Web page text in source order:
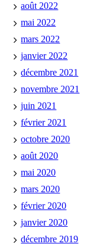
août 2022
mai 2022
mars 2022
janvier 2022
décembre 2021
novembre 2021
juin 2021
février 2021
octobre 2020
août 2020
mai 2020
mars 2020
février 2020
janvier 2020
décembre 2019